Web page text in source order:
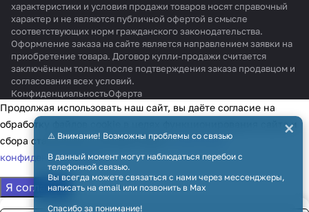
характеристики и условия продажи товаров носят справочный
характер и не являются публичной офертой в смысле
соответствующих норм гражданского законодательства.
Оформление заказа на сайте является направлением заявки на
приобретение товара. Договор купли-продажи считается
заключённым только после подтверждения заказа продавцом и
согласования всех условий.
КонфиденциальностьОферта
⚠️ Внимание! Возможны проблемы со связью
В данный момент могут наблюдаться перебои с
телефонной связью.
Вы всегда можете связаться с нами через мессенджеры,
написать на email или позвонить в Max
Спасибо за понимание!
×
Продолжая использовать наш сайт, вы даёте согласие на
обработку файлов cookie в целях функционирования сайта и
сбора статистики в соответствии сполитикой
конфиденциальности
Я согласен